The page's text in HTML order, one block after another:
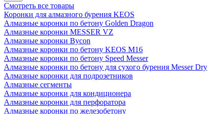
Смотреть все товары
Коронки для алмазного бурения KEOS
Алмазные коронки по бетону Golden Dragon
Алмазные коронки MESSER VZ
Алмазные коронки Bycon
Алмазные коронки по бетону KEOS M16
Алмазные коронки по бетону Speed Messer
Алмазные коронки по бетону для сухого бурения Messer Dry
Алмазные коронки для подрозетников
Алмазные сегменты
Алмазные коронки для кондиционера
Алмазные коронки для перфоратора
Алмазные коронки по железобетону